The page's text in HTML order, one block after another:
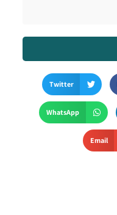
Twitter
WhatsApp
Email